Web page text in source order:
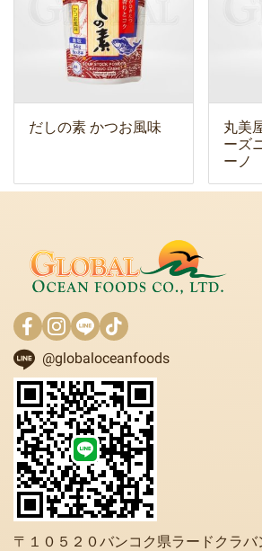
だしの素 かつお風味
丸美
ーズ
ーノ
@globaloceanfoods
〒１０５２０バンコク県ラードクラ